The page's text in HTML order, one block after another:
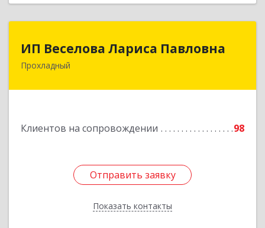
ИП Веселова Лариса Павловна
Прохладный
Клиентов на сопровождении 98
Отправить заявку
Показать контакты
Отправить заявку
Назад